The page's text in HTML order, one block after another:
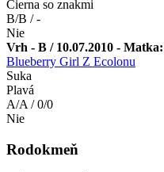
Čierna so znakmi
B/B / -
Nie
Vrh - B / 10.07.2010 - Matka:
Blueberry Girl Z Ecolonu
Suka
Plavá
A/A / 0/0
Nie
Rodokmeň